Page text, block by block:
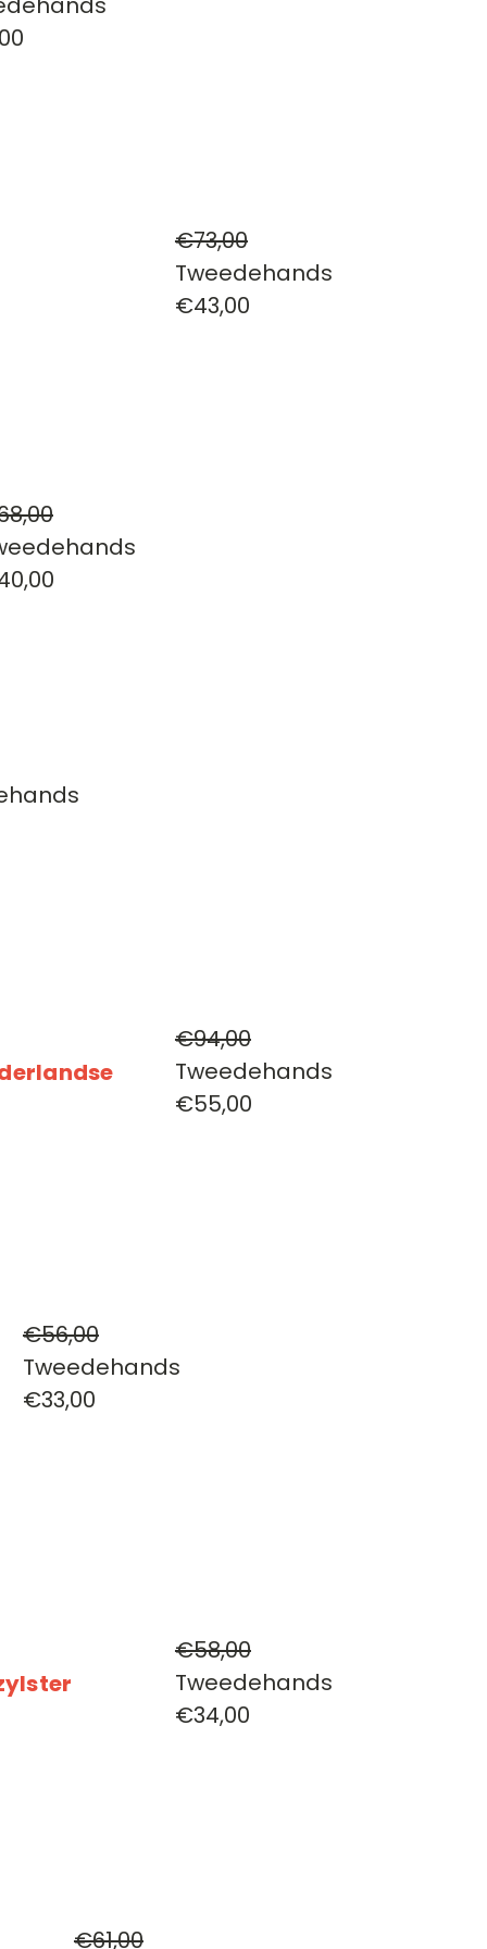
€73,00
Tweedehands
€43,00
€94,00
Tweedehands
€55,00
€56,00
Tweedehands
€33,00
€58,00
Tweedehands
€34,00
€61,00